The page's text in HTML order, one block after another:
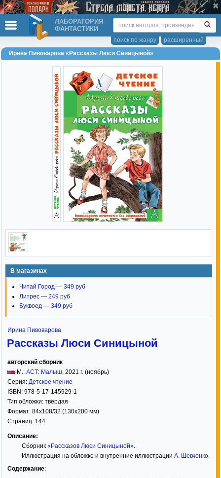
ЛАБОРАТОРИЯ
ФАНТАСТИКИ
расширенный
поиск по жанру
Ирина Пивоварова «Рассказы Люси Синицыной»
В магазинах
Читай Город — 349 руб
Литрес — 249 руб
Буквоед — 349 руб
Ирина Пивоварова
Рассказы Люси Синицыной
авторский сборник
М.: АСТ: Малыш 2021 г. (ноябрь)
Серия: Детское чтение
ISBN: 978-5-17-145929-1
Тип обложки: твёрдая
Формат: 84x108/32 (130x200 мм)
Страниц: 144
Описание:
Сборник «Рассказов Люси Синицыной».
Иллюстрация на обложке и внутренние иллюстрации А. Шевченко.
Содержание: